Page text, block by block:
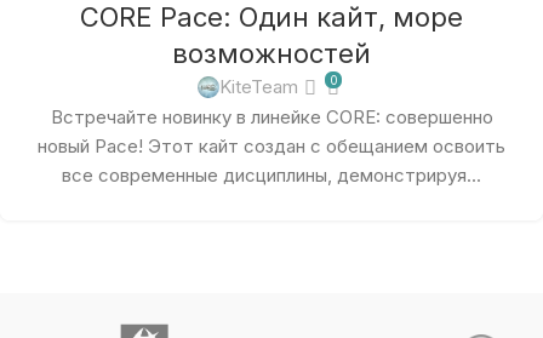
CORE Pace: Один кайт, море
возможностей
KiteTeam 0
Встречайте новинку в линейке CORE: совершенно
новый Pace! Этот кайт создан с обещанием освоить
все современные дисциплины, демонстрируя...